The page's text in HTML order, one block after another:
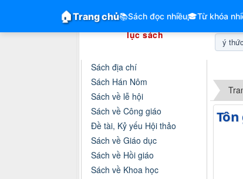
🏠Trang chủ📚Sách đọc nhiều🎓Từ khóa
ý thức
Hệ thống hóa tài liệu & mục
lục sách
Sách địa chí
Sách Hán Nôm
Sách về lễ hội
Sách về Công giáo
Đề tài, Kỷ yếu Hội thảo
Sách về Giáo dục
Sách về Hồi giáo
Sách về Khoa học